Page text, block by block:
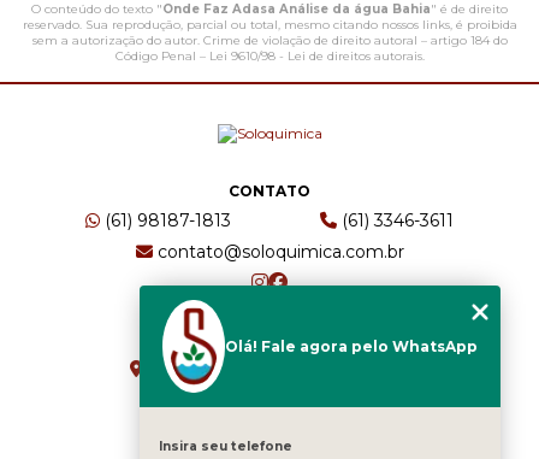
O conteúdo do texto "Onde Faz Adasa Análise da água Bahia" é de direito
reservado. Sua reprodução, parcial ou total, mesmo citando nossos links, é proibida
sem a autorização do autor. Crime de violação de direito autoral – artigo 184 do
Código Penal – Lei 9610/98 - Lei de direitos autorais.
CONTATO
(61) 98187-1813
(61) 3346-3611
contato@soloquimica.com.br
ENDEREÇO
CRS 511 Sul, Bl B, Sl 49 - Asa Sul
Brasília - DF - CEP: 70361-520
Olá! Fale agora pelo WhatsApp
Insira seu telefone